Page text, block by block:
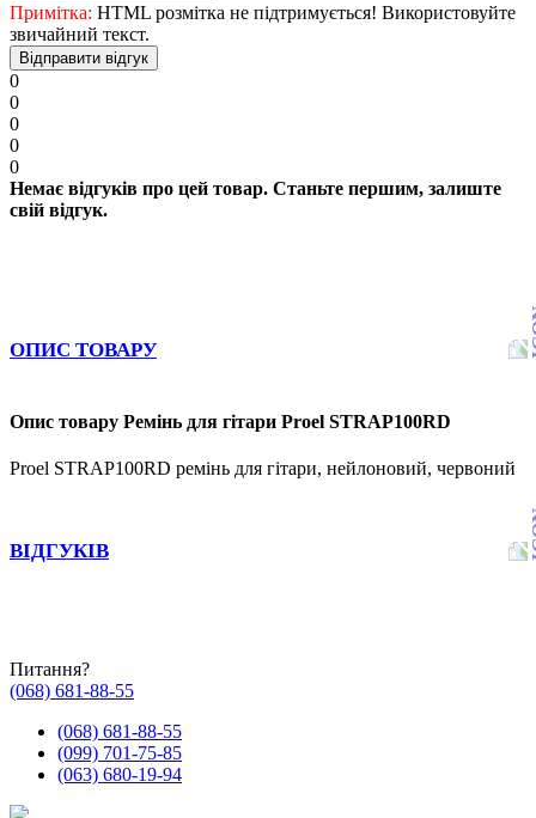
Примітка: HTML розмітка не підтримується! Використовуйте
звичайний текст.
Відправити відгук
0
0
0
0
0
Немає відгуків про цей товар. Станьте першим, залиште
свій відгук.
ОПИС ТОВАРУ
Опис товару Ремінь для гітари Proel STRAP100RD
Proel STRAP100RD ремінь для гітари, нейлоновий, червоний
ВІДГУКІВ
Питання?
(068) 681-88-55
(068) 681-88-55
(099) 701-75-85
(063) 680-19-94